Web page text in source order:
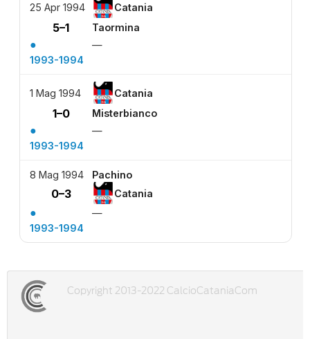
25 Apr 1994 Catania
5–1 Taormina
●
—
1993-1994
1 Mag 1994 Catania
1–0 Misterbianco
●
—
1993-1994
8 Mag 1994 Pachino
0–3 Catania
●
—
1993-1994
Copyright 2013-2022 CalcioCataniaCom